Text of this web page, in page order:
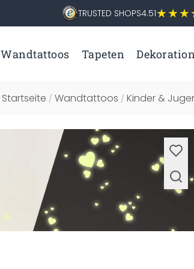
TRUSTED SHOPS4.51
Wandtattoos Tapeten
Startseite / Wandtattoos / Kinder &